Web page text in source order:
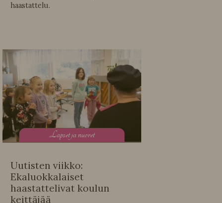
haastattelu.
Lapset ja nuoret
Uutisten viikko:
Ekaluokkalaiset
haastattelivat koulun
keittäjää